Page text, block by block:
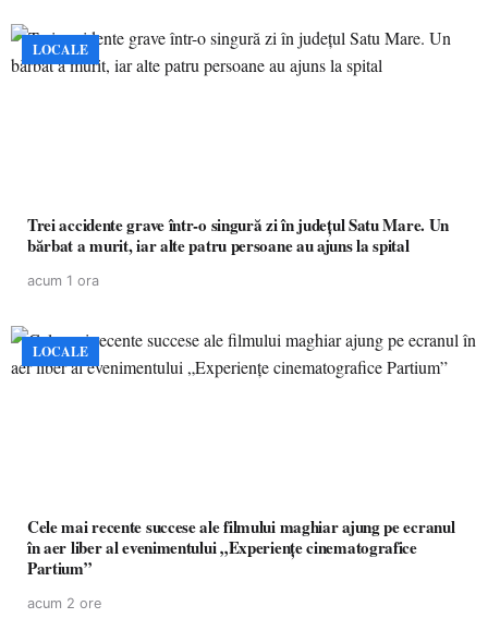
LOCALE
Trei accidente grave într-o singură zi în județul Satu Mare. Un
bărbat a murit, iar alte patru persoane au ajuns la spital
acum 1 ora
LOCALE
Cele mai recente succese ale filmului maghiar ajung pe ecranul
în aer liber al evenimentului „Experiențe cinematografice
Partium”
acum 2 ore